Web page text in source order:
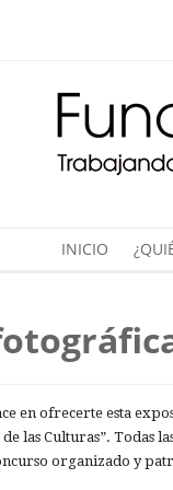
INICIO
en ofrecerte esta
las Culturas”. Todas
organizado y